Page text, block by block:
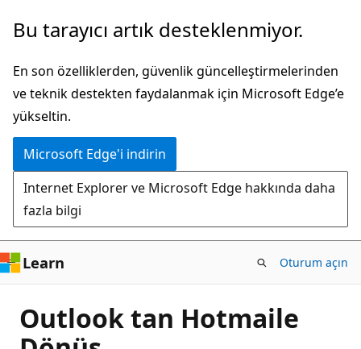
Ana
atla
Bu tarayıcı artık desteklenmiyor.
En son özelliklerden, güvenlik güncelleştirmelerinden
ve teknik destekten faydalanmak için Microsoft Edge’e
yükseltin.
Microsoft Edge'i indirin
Internet Explorer ve Microsoft Edge hakkında daha
fazla bilgi
Learn Oturum açın
Outlook tan Hotmaile